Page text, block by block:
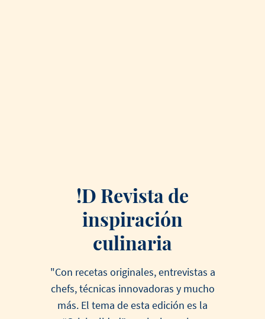
!D Revista de
inspiración
culinaria
"Con recetas originales, entrevistas a
chefs, técnicas innovadoras y mucho
más. El tema de esta edición es la